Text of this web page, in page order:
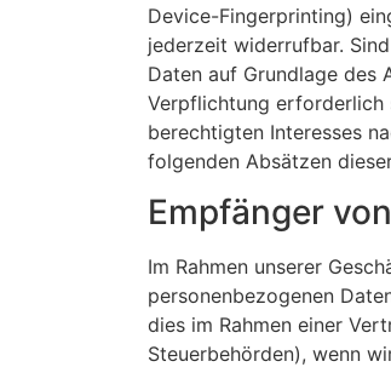
Device-Fingerprinting)
jederzeit widerrufbar.
Daten auf Grundlage des
Verpflichtung erforderlich
berechtigten Interesses
folgenden Absätzen
Empfänger
Im Rahmen unserer
personenbezogenen
dies im Rahmen einer
Steuerbehörden), wenn